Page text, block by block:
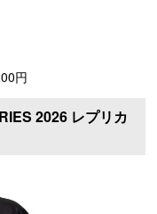
円
2026 レプリカ